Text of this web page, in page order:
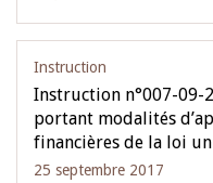
Instruction
Instruction n°007-09-
portant modalités
financières de la loi
25 septembre 2017